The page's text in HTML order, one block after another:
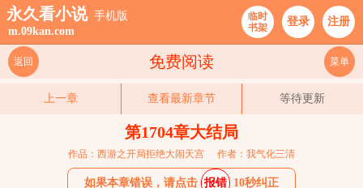
永久看小说 手机版
m.09kan.com
临时
书架
登录 注册
免费阅读
返回 菜单
上一章 查看最新章节 等待更新
第1704章大结局
作品：西游之开局拒绝大闹天宫 作者：我气化三清
如果本章错误，请点击 报错 10秒纠正